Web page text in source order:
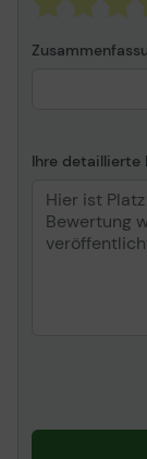
Ihre detaillierte